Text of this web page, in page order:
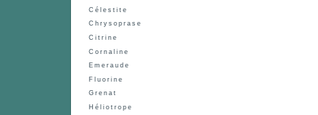
Célestite
Chrysoprase
Citrine
Cornaline
Emeraude
Fluorine
Grenat
Héliotrope